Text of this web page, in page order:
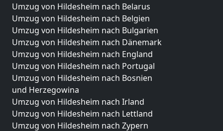
Umzug von Hildesheim nach Belarus
Umzug von Hildesheim nach Belgien
Umzug von Hildesheim nach Bulgarien
Umzug von Hildesheim nach Dänemark
Umzug von Hildesheim nach England
Umzug von Hildesheim nach Portugal
Umzug von Hildesheim nach Bosnien
und Herzegowina
Umzug von Hildesheim nach Irland
Umzug von Hildesheim nach Lettland
Umzug von Hildesheim nach Zypern